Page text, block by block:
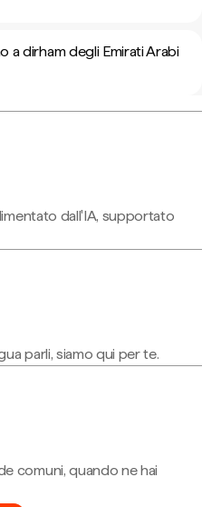
a dirham degli Emirati Arabi
dall'IA, supportato
parli, siamo qui per te.
comuni, quando ne hai